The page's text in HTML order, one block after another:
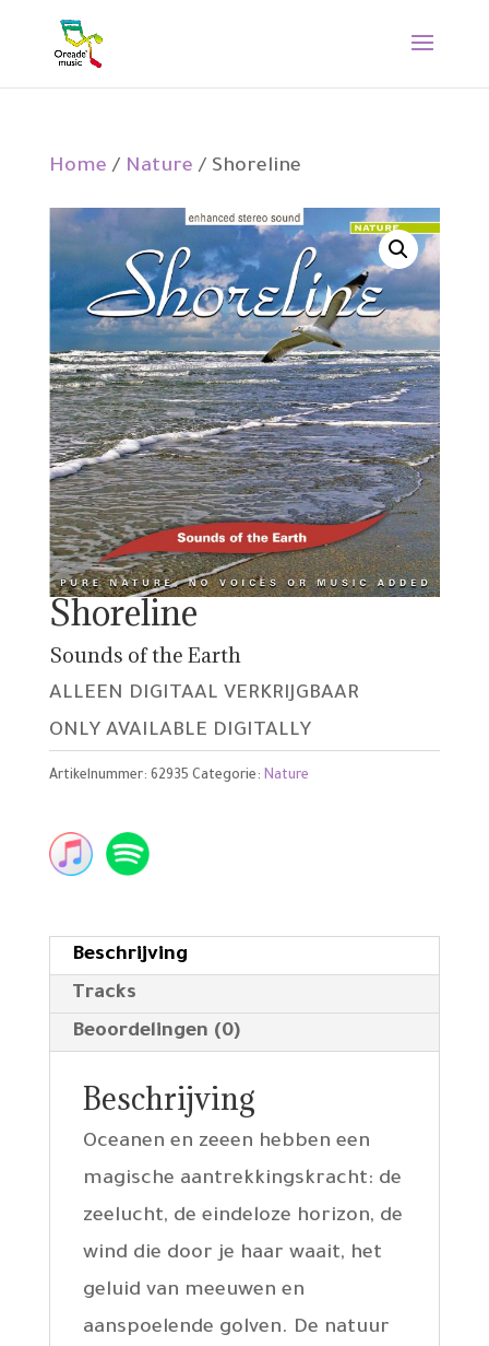
Home / Nature / Shoreline
Shoreline
Sounds of the Earth
ALLEEN DIGITAAL VERKRIJGBAAR
ONLY AVAILABLE DIGITALLY
Artikelnummer: 62935 Categorie: Nature
Beschrijving
Tracks
Beoordelingen (0)
Beschrijving
Oceanen en zeeen hebben een
magische aantrekkingskracht: de
zeelucht, de eindeloze horizon, de
wind die door je haar waait, het
geluid van meeuwen en
aanspoelende golven. De natuur